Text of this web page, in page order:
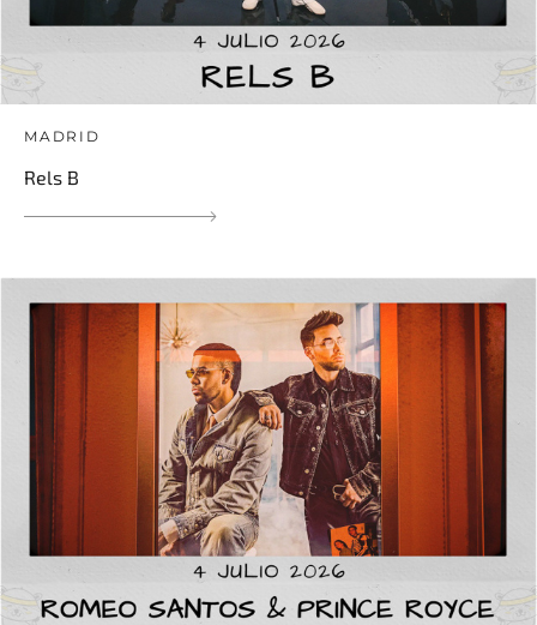
MADRID
Rels B